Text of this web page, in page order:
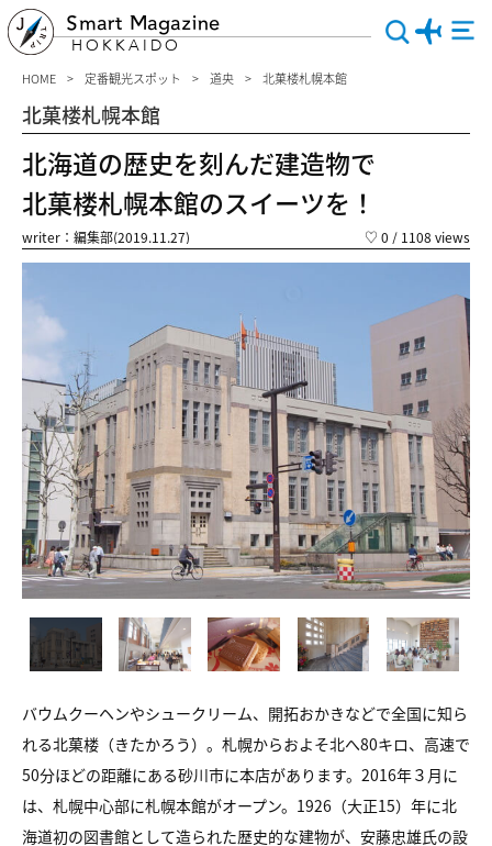
Smart Magazine
HOKKAIDO
HOME 定番観光スポット 道央 北菓楼札幌本館
北菓楼札幌本館
北海道の歴史を刻んだ建造物で
北菓楼札幌本館のスイーツを！
writer：編集部(2019.11.27) ♡ 0 / 1108 views
バウムクーヘンやシュークリーム、開拓おかきなどで全国に知ら
れる北菓楼（きたかろう）。札幌からおよそ北へ80キロ、高速で
50分ほどの距離にある砂川市に本店があります。2016年３月に
は、札幌中心部に札幌本館がオープン。1926（大正15）年に北
海道初の図書館として造られた歴史的な建物が、安藤忠雄氏の設